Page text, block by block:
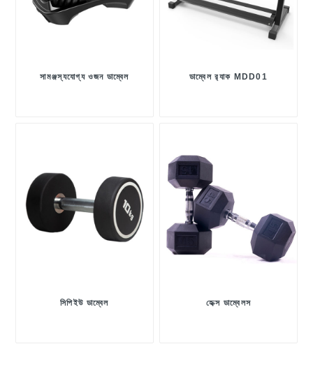
সামঞ্জস্যযোগ্য ওজন ডাম্বেল ডাম্বেল র‍্যাক MDD01
সিপিইউ ডাম্বেল হেক্স ডাম্বেলস